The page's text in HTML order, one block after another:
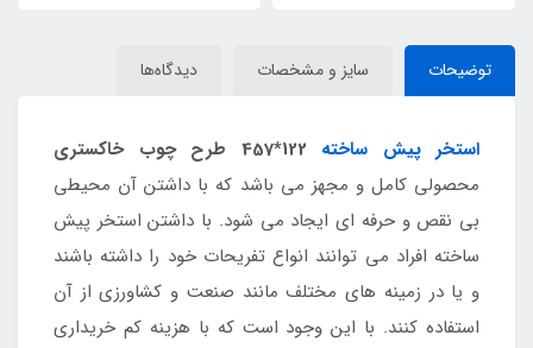
توضیحات سایز و مشخصات دیدگاه‌ها
استخر پیش ساخته
محصولی کامل و مجهز می باشد که با داشتن آن محیطی
بی نقص و حرفه ای ایجاد می شود. با داشتن استخر پیش
ساخته افراد می توانند انواع تفریحات خود را داشته باشند
و یا در زمینه های مختلف مانند صنعت و کشاورزی از آن
استفاده کنند. با این وجود است که با هزینه کم خریداری